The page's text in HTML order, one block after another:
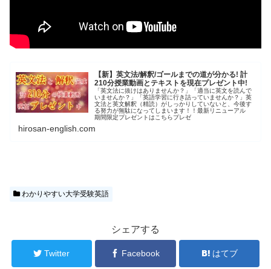
【新】英文法/解釈/ゴールまでの道が分かる! 計
210分授業動画とテキストを現在プレゼント中!
「英文法に抜けはありませんか？」「適当に英文を読んで
いませんか？」「英語学習に行き詰っていませんか？」英
文法と英文解釈（精読）がしっかりしていないと、今後す
る努力が無駄になってしまいます！！最新リニューアル
期間限定プレゼントはこちらプレゼ
hirosan-english.com
わかりやすい大学受験英語
シェアする
Twitter Facebook はてブ